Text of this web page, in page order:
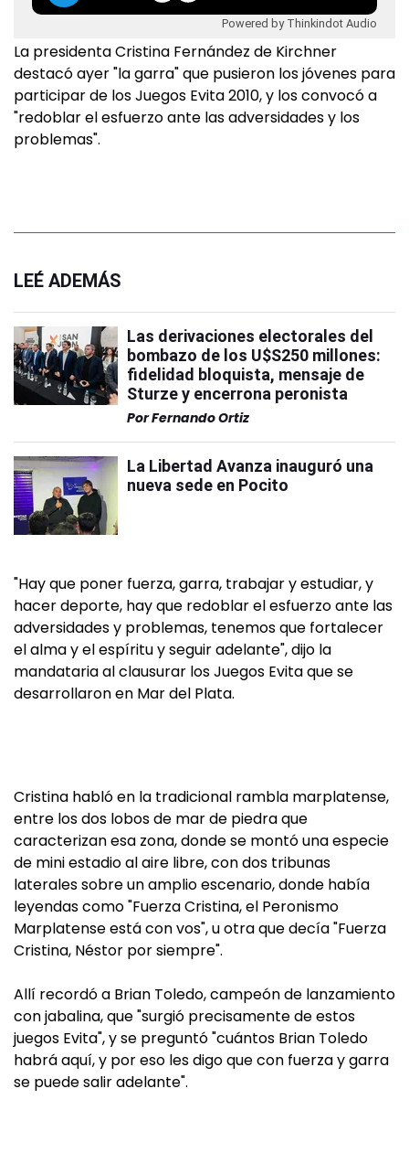
Powered by Thinkindot Audio
La presidenta Cristina Fernández de Kirchner
destacó ayer "la garra" que pusieron los jóvenes para
participar de los Juegos Evita 2010, y los convocó a
"redoblar el esfuerzo ante las adversidades y los
problemas".
LEÉ ADEMÁS
Las derivaciones electorales del
bombazo de los U$S250 millones:
fidelidad bloquista, mensaje de
Sturze y encerrona peronista
PorFernando Ortiz
La Libertad Avanza inauguró una
nueva sede en Pocito
"Hay que poner fuerza, garra, trabajar y estudiar, y
hacer deporte, hay que redoblar el esfuerzo ante las
adversidades y problemas, tenemos que fortalecer
el alma y el espíritu y seguir adelante", dijo la
mandataria al clausurar los Juegos Evita que se
desarrollaron en Mar del Plata.
Cristina habló en la tradicional rambla marplatense,
entre los dos lobos de mar de piedra que
caracterizan esa zona, donde se montó una especie
de mini estadio al aire libre, con dos tribunas
laterales sobre un amplio escenario, donde había
leyendas como "Fuerza Cristina, el Peronismo
Marplatense está con vos", u otra que decía "Fuerza
Cristina, Néstor por siempre".
Allí recordó a Brian Toledo, campeón de lanzamiento
con jabalina, que "surgió precisamente de estos
juegos Evita", y se preguntó "cuántos Brian Toledo
habrá aquí, y por eso les digo que con fuerza y garra
se puede salir adelante".